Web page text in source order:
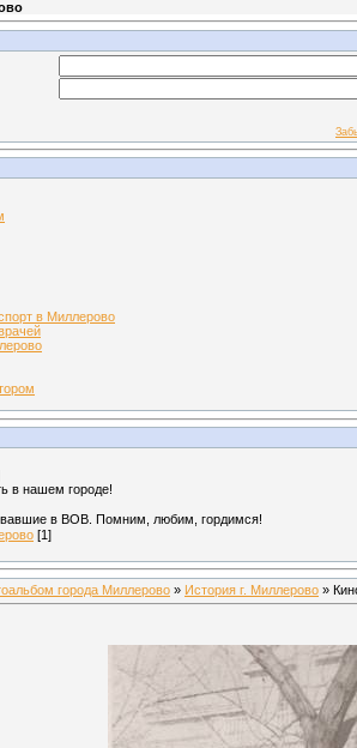
в Миллерово
в нашем городе!
в ВОВ. Помним, любим, гордимся!
[1]
города Миллерово » История г. Миллерово »